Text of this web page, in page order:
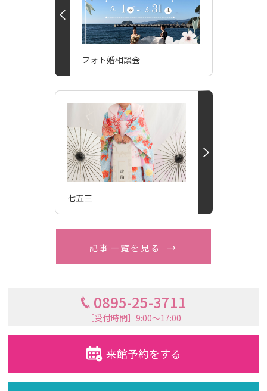
フォト婚相談会
七五三
記事一覧を見る
0895-25-3711
［受付時間］9:00〜17:00
来館予約をする